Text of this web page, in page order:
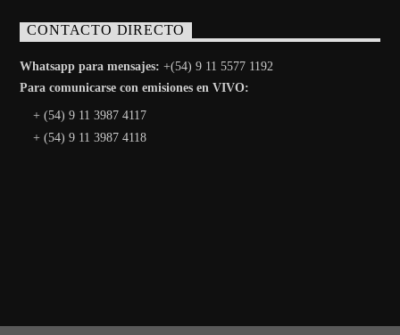
CONTACTO DIRECTO
Whatsapp para mensajes: +(54) 9 11 5577 1192
Para comunicarse con emisiones en VIVO:
+ (54) 9 11 3987 4117
+ (54) 9 11 3987 4118